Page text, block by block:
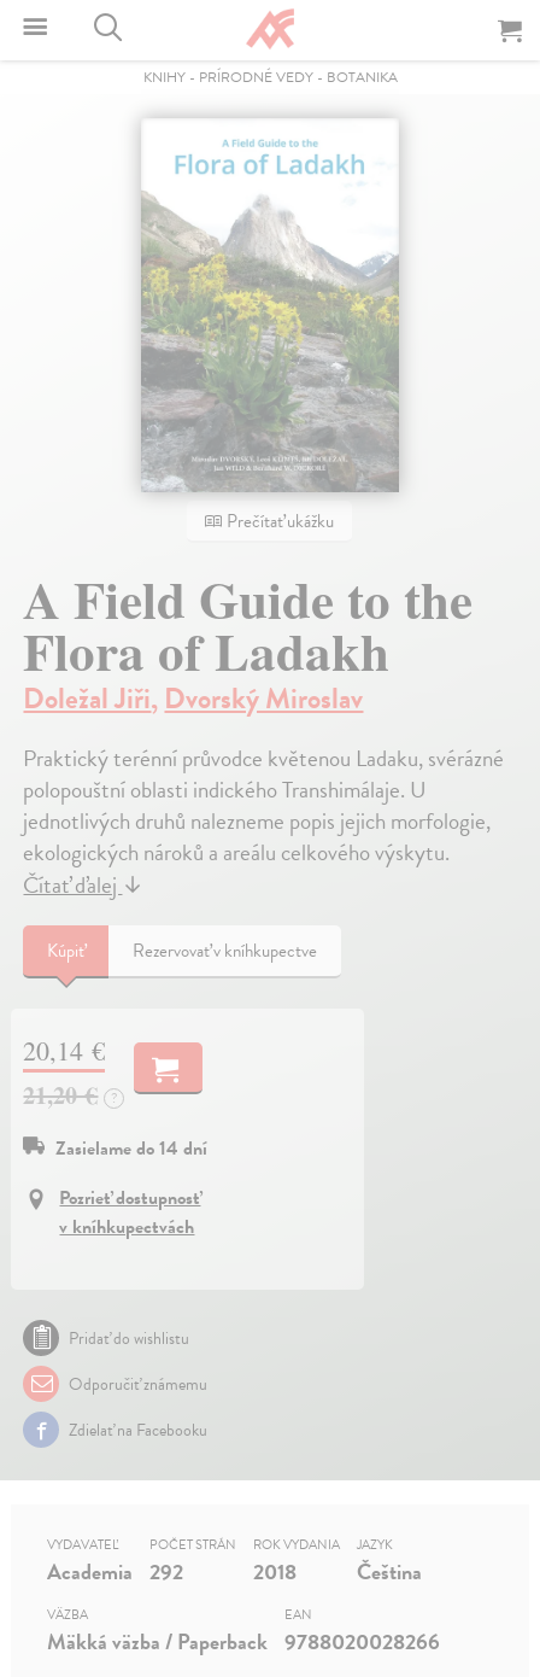
KNIHY- PRÍRODNÉ VEDY- BOTANIKA
Prečítať ukážku
A Field Guide to the
Flora of Ladakh
Doležal Jiři,Dvorský Miroslav
Praktický terénní průvodce květenou Ladaku, svérázné
polopouštní oblasti indického Transhimálaje. U
jednotlivých druhů nalezneme popis jejich morfologie,
ekologických nároků a areálu celkového výskytu.
Čítať ďalej ↓
Kúpiť Rezervovať v kníhkupectve
20,14 €
21,20 €
?
Zasielame do 14 dní
Pozrieť dostupnosť
v kníhkupectvách
Pridať do wishlistu
Odporučiť známemu
Zdielať na Facebooku
VYDAVATEĽ
Academia
POČET STRÁN
292
ROK VYDANIA
2018
JAZYK
Čeština
VÄZBA
Mäkká väzba / Paperback
EAN
9788020028266